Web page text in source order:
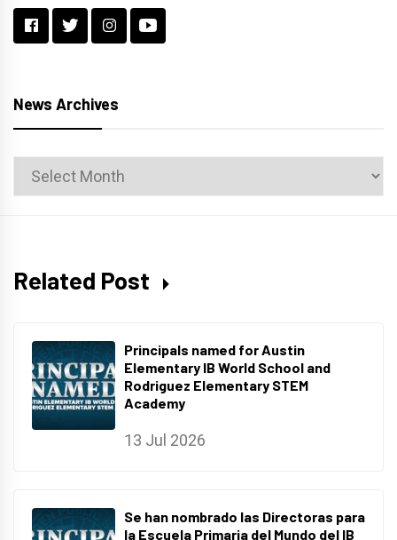
News Archives
News
Archives
Related Post
Principals named for Austin
Elementary IB World School and
Rodriguez Elementary STEM
Academy
13 Jul 2026
Se han nombrado las Directoras para
la Escuela Primaria del Mundo del IB